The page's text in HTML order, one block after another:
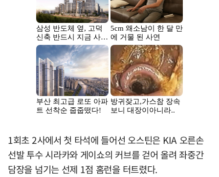
1회초 2사에서 첫 타석에 들어선 오스틴은 KIA 오른손
선발 투수 시라카와 게이쇼의 커브를 걷어 올려 좌중간
담장을 넘기는 선제 1점 홈런을 터트렸다.